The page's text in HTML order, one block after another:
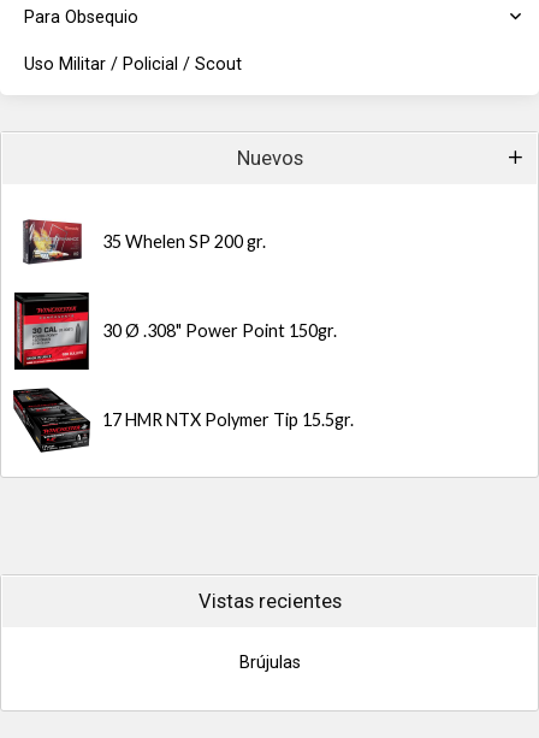
Para Obsequio
Uso Militar / Policial / Scout
Nuevos
35 Whelen SP 200 gr.
30 Ø .308" Power Point 150gr.
17 HMR NTX Polymer Tip 15.5gr.
Vistas recientes
Brújulas